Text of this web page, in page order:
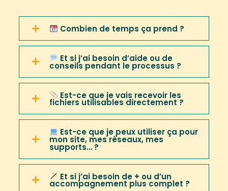
Combien de temps ça prend ?
Et si j’ai besoin d’aide ou de
conseils pendant le processus ?
Est-ce que je vais recevoir les
fichiers utilisables directement ?
Est-ce que je peux utiliser ça pour
mon site, mes réseaux, mes
supports… ?
Et si j’ai besoin de + ou d’un
accompagnement plus complet ?